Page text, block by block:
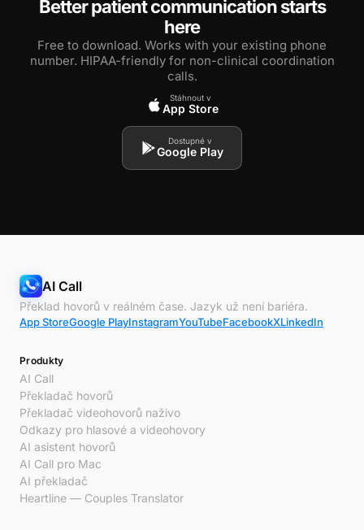
Better patient communication starts
here
Free to download. Works with your existing phone
number. HIPAA-friendly for non-clinical coordination
calls.
Stáhnout v
App Store
Dostupné v
Google Play
AI Call
Překlad hovorů v reálném čase. Jazyk už není bariéra.
App StoreGoogle PlayInstagramYouTubeFacebookXLinkedIn
Produkty
AI Call
Překladač hovorů
Překladač videohovorů naživo
Odkazy pro hlasové a videohovory
AI asistent hovorů
AI Call pro Mac
AI překladač
Heartline — Couples Translator